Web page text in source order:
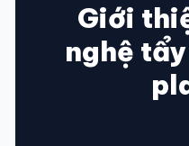
SỔ Y BẠ
Vui lòng đăng nhập bằng
Giới
nghệ